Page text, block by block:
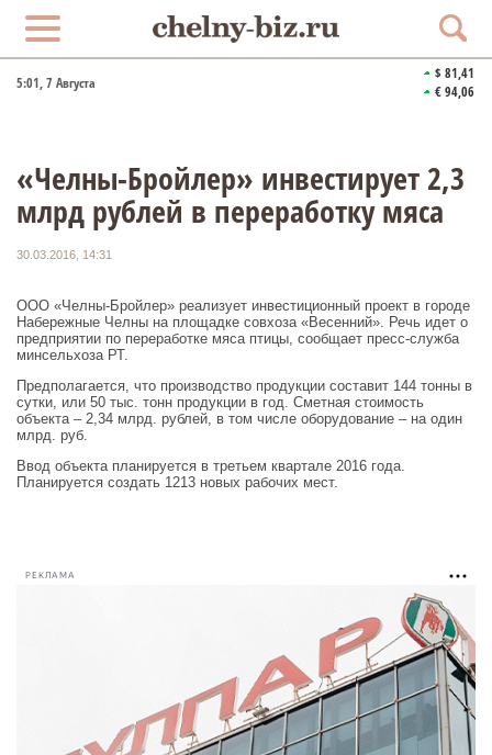
5:01, 7 Августа
$ 81,41
€ 94,06
«Челны-Бройлер» инвестирует 2,3
млрд рублей в переработку мяса
30.03.2016, 14:31
ООО «Челны-Бройлер» реализует инвестиционный проект в городе
Набережные Челны на площадке совхоза «Весенний». Речь идет о
предприятии по переработке мяса птицы, сообщает пресс-служба
минсельхоза РТ.
Предполагается, что производство продукции составит 144 тонны в
сутки, или 50 тыс. тонн продукции в год. Сметная стоимость
объекта – 2,34 млрд. рублей, в том числе оборудование – на один
млрд. руб.
Ввод объекта планируется в третьем квартале 2016 года.
Планируется создать 1213 новых рабочих мест.
РЕКЛАМА